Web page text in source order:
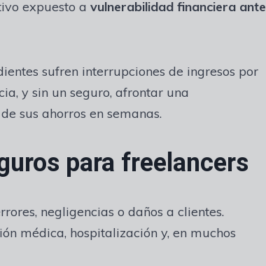
expuesto a vulnerabilidad financiera ante
sufren interrupciones de ingresos por
y sin un seguro, afrontar una
sus ahorros en semanas.
para freelancers
negligencias o daños a clientes.
médica, hospitalización y, en muchos